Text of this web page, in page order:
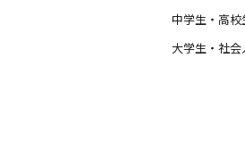
中学生・高校
大学生・社会